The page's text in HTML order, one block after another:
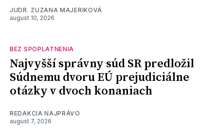
JUDR. ZUZANA MAJERIKOVÁ
august 10, 2026
BEZ SPOPLATNENIA
Najvyšší správny súd SR predložil
Súdnemu dvoru EÚ prejudiciálne
otázky v dvoch konaniach
REDAKCIA NAJPRÁVO
august 7, 2026